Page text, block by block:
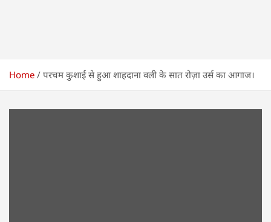
Home परचम कुशाई से हुआ शाहदाना वली के सात रोज़ा उर्स का आगाज।